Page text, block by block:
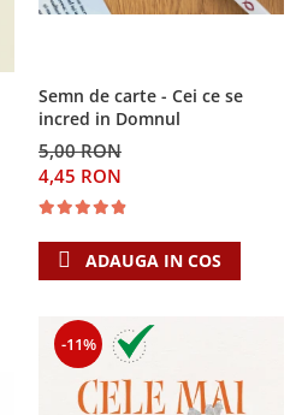
Semn de carte - Cei ce se
incred in Domnul
5,00 RON
4,45 RON
ADAUGA IN COS
-11%